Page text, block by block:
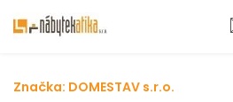
Značka: DOMESTAV s.r.o.